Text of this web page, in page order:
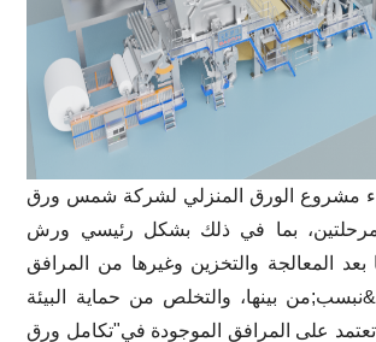
مشروع الورق المنزلي لشركة شمس ورق
مرحلتين، بما في ذلك بشكل رئيسي ورش
بعد المعالجة والتخزين وغيرها من المرافق
&نبسب;من بينها، والتخلص من حماية البيئة
تعتمد على المرافق الموجودة في"تكامل ورق